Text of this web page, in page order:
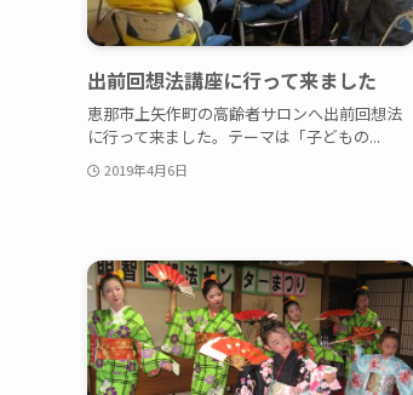
出前回想法講座に行って来ました
恵那市上矢作町の高齢者サロンへ出前回想法
に行って来ました。テーマは「子どもの...
2019年4月6日